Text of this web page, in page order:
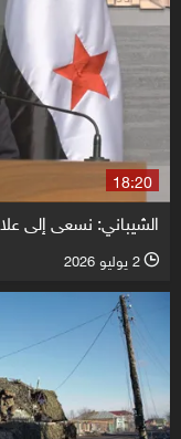
18:20
الشيباني: نسعى إلى
l 2 يوليو 2026